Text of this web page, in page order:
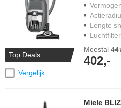
Top Deals
Vergelijk
Lengte
Meestal
402,-
Miele